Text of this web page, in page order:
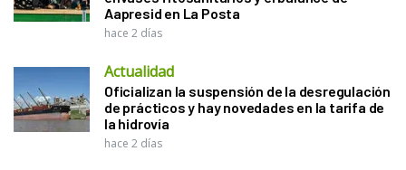
Aapresid en La Posta
hace 2 días
Actualidad
Oficializan la suspensión de la desregulación
de prácticos y hay novedades en la tarifa de
la hidrovía
hace 2 días